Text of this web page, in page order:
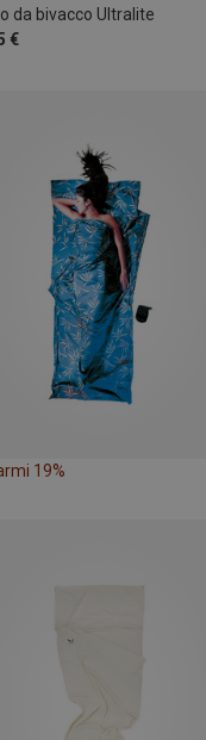
da bivacco Ultralite
€
19%